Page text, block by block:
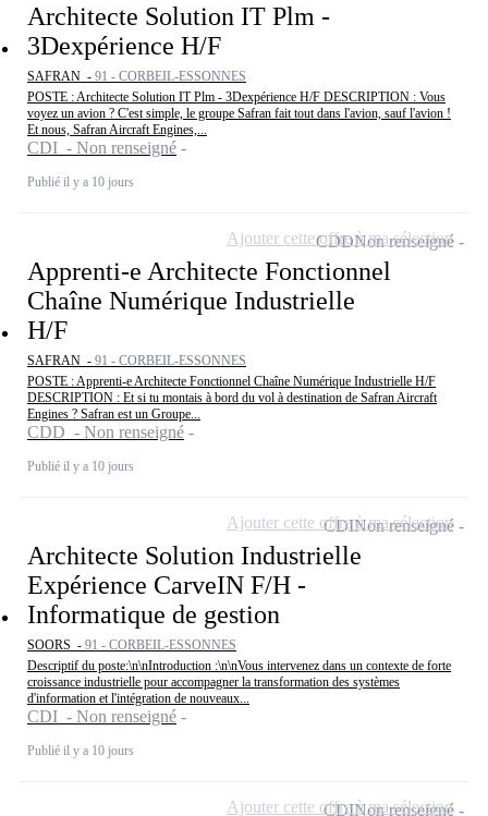
Architecte Solution IT Plm -
3Dexpérience H/F
SAFRAN - 91 - CORBEIL-ESSONNES
POSTE : Architecte Solution IT Plm - 3Dexpérience H/F DESCRIPTION : Vous
voyez un avion ? C'est simple, le groupe Safran fait tout dans l'avion, sauf l'avion !
Et nous, Safran Aircraft Engines,...
CDI - Non renseigné
Publié il y a 10 jours
Apprenti-e Architecte Fonctionnel
Chaîne Numérique Industrielle
H/F
SAFRAN - 91 - CORBEIL-ESSONNES
POSTE : Apprenti-e Architecte Fonctionnel Chaîne Numérique Industrielle H/F
DESCRIPTION : Et si tu montais à bord du vol à destination de Safran Aircraft
Engines ? Safran est un Groupe...
CDD - Non renseigné
Publié il y a 10 jours
CDDNon renseigné
Ajouter cette offre à ma sélection
Architecte Solution Industrielle
Expérience CarveIN F/H -
Informatique de gestion
SOORS - 91 - CORBEIL-ESSONNES
Descriptif du poste:\n\nIntroduction :\n\nVous intervenez dans un contexte de forte
croissance industrielle pour accompagner la transformation des systèmes
d'information et l'intégration de nouveaux...
CDI - Non renseigné
Publié il y a 10 jours
CDINon renseigné
Ajouter cette offre à ma sélection
CDINon renseigné
Ajouter cette offre à ma sélection